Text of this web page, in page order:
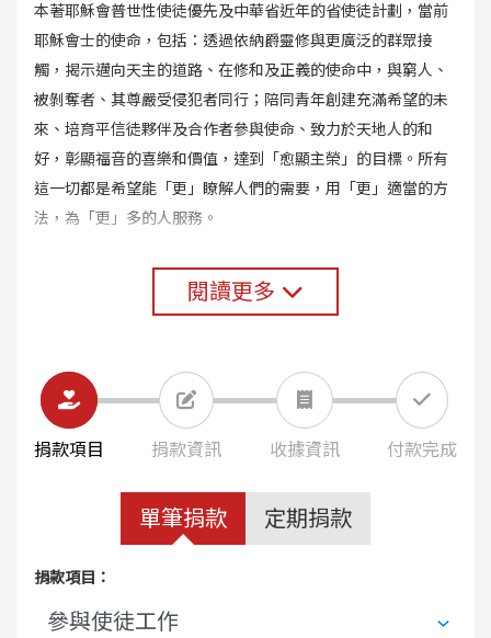
本著耶穌會普世性使徒優先及中華省近年的省使徒計劃，當前
耶穌會士的使命，包括：透過依納爵靈修與更廣泛的群眾接
觸，揭示邁向天主的道路、在修和及正義的使命中，與窮人、
被剝奪者、其尊嚴受侵犯者同行；陪同青年創建充滿希望的未
來、培育平信徒夥伴及合作者參與使命、致力於天地人的和
好，彰顯福音的喜樂和價值，達到「愈顯主榮」的目標。所有
這一切都是希望能「更」瞭解人們的需要，用「更」適當的方
法，為「更」多的人服務。
閱讀更多
捐款項目 捐款資訊 收據資訊 付款完成
單筆捐款 定期捐款
捐款項目：